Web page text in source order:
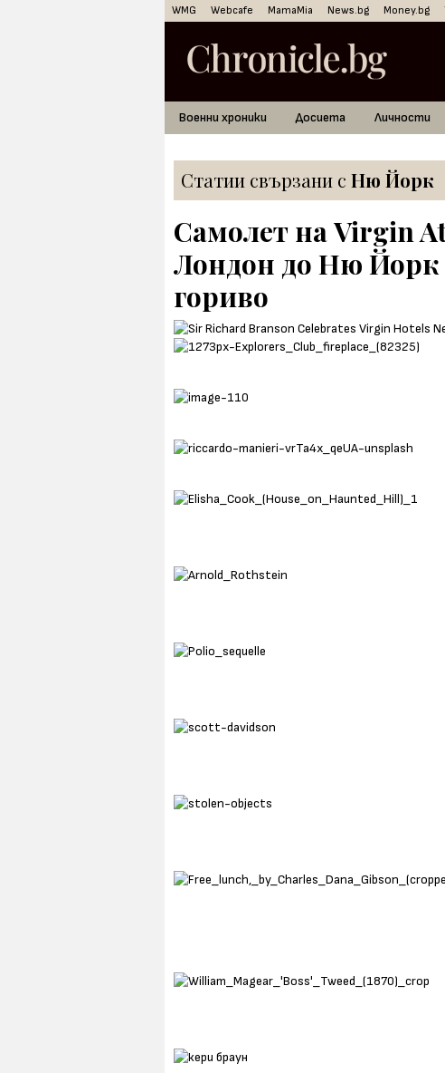
WMG Webcafe MamaMia News.bg Money.bg
Военни хроники Досиета Личности
Статии свързани с Ню Йорк
Самолет на Virgin
Лондон до Ню Йорк
гориво